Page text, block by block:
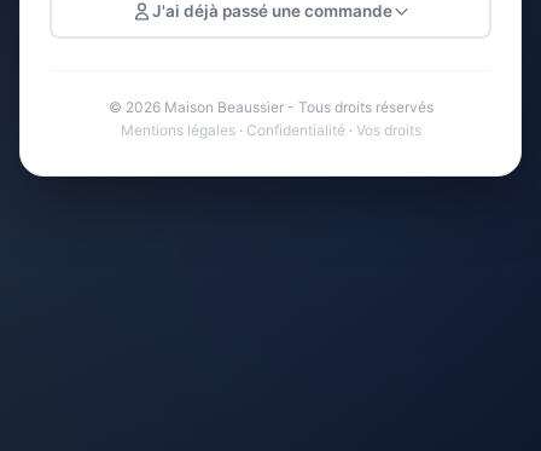
J'ai déjà passé une commande
© 2026 Maison Beaussier - Tous droits réservés
Mentions légales· Confidentialité · Vos droits